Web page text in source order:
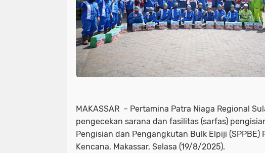
MAKASSAR – Pertamina Patra Niaga Regional
pengecekan sarana dan fasilitas (sarfas)
Pengisian dan Pengangkutan Bulk Elpiji (SPPBE)
Kencana, Makassar, Selasa (19/8/2025).